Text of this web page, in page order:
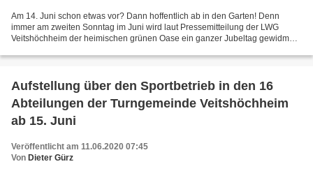
Am 14. Juni schon etwas vor? Dann hoffentlich ab in den Garten! Denn
immer am zweiten Sonntag im Juni wird laut Pressemitteilung der LWG
Veitshöchheim der heimischen grünen Oase ein ganzer Jubeltag gewidmet:
Aufstellung über den Sportbetrieb in den 16
Abteilungen der Turngemeinde Veitshöchheim
ab 15. Juni
Veröffentlicht am 11.06.2020 07:45
Von Dieter Gürz